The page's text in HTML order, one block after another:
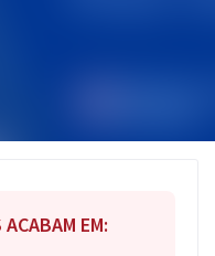
EM: